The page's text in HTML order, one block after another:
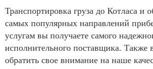
Транспортировка груза до Котласа и
самых популярных направлений
услугам вы получаете самого
исполнительного поставщика. Также
обратить свое внимание на наше